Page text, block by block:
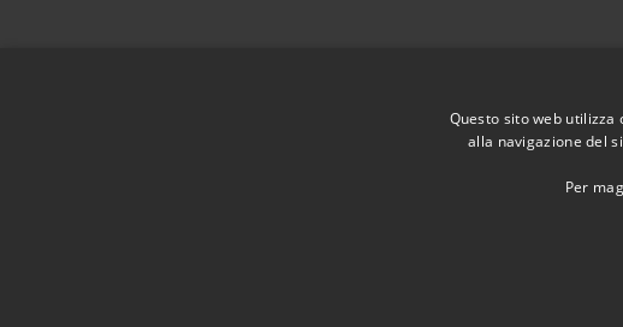
Missione 1 - Digitalizzazione, innovazione, competitività,
Questo sito web
alla navigazione del
Per